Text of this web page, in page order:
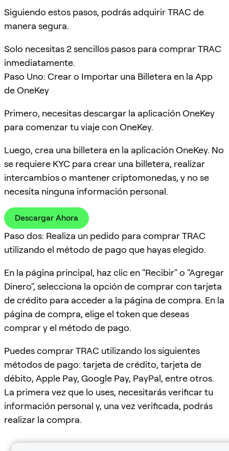
Siguiendo estos pasos, podrás adquirir TRAC de
manera segura.
Solo necesitas 2 sencillos pasos para comprar TRAC
inmediatamente.
Paso Uno: Crear o Importar una Billetera en la App
de OneKey
Primero, necesitas descargar la aplicación OneKey
para comenzar tu viaje con OneKey.
Luego, crea una billetera en la aplicación OneKey. No
se requiere KYC para crear una billetera, realizar
intercambios o mantener criptomonedas, y no se
necesita ninguna información personal.
Descargar Ahora
Paso dos: Realiza un pedido para comprar TRAC
utilizando el método de pago que hayas elegido.
En la página principal, haz clic en "Recibir" o "Agregar
Dinero", selecciona la opción de comprar con tarjeta
de crédito para acceder a la página de compra. En la
página de compra, elige el token que deseas
comprar y el método de pago.
Puedes comprar TRAC utilizando los siguientes
métodos de pago: tarjeta de crédito, tarjeta de
débito, Apple Pay, Google Pay, PayPal, entre otros.
La primera vez que lo uses, necesitarás verificar tu
información personal y, una vez verificada, podrás
realizar la compra.